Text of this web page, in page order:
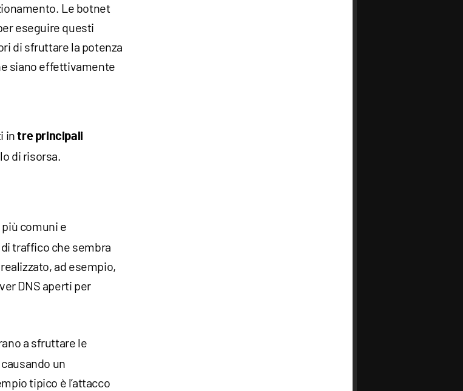
Le botnet
eseguire questi
di sfruttare la potenza
siano effettivamente
intre principali
di risorsa.
comuni e
traffico che sembra
ad esempio,
DNS aperti per
a sfruttare le
un
tipico è l’attacco